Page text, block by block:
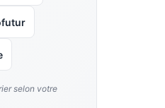
selon votre